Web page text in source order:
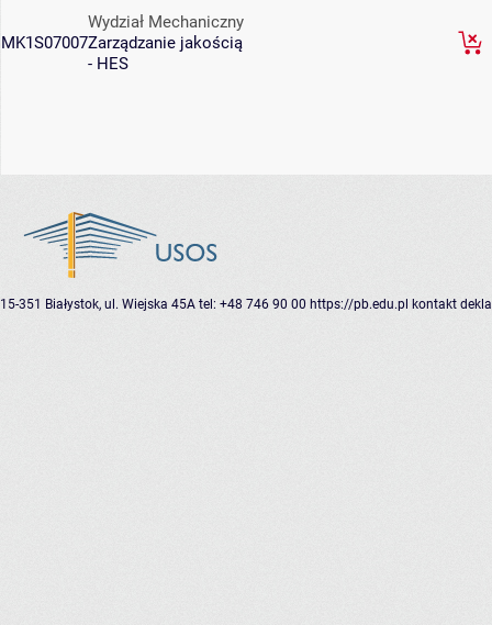
MK1S07007
Wydział Mechaniczny
Zarządzanie jakością
- HES
15-351 Białystok, ul. Wiejska 45A tel: +48 746 90 00 https://pb.edu.pl kontakt